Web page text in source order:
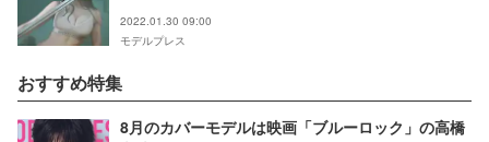
2022.01.30 09:00
モデルプレス
おすすめ特集
8月のカバーモデルは映画「ブルーロック」の高橋